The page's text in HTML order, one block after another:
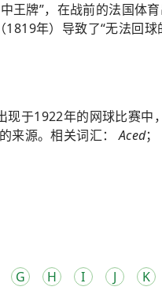
王牌”，在战前的法国体
年）导致了“无法回球
现于1922年的网球比赛中
来源。相关词汇：Aced；
G H I J K